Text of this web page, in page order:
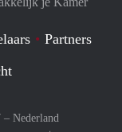
Partners
– Nederland